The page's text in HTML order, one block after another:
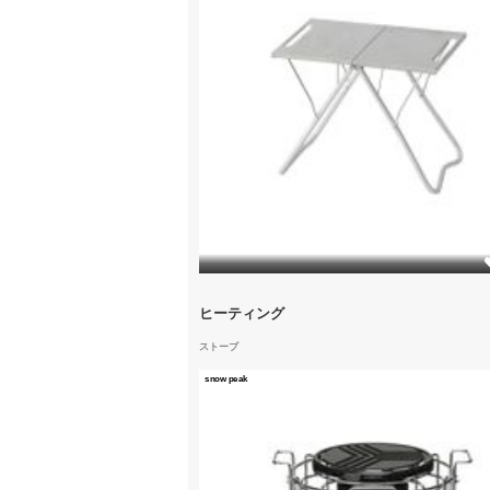
ヒーティング
ストーブ
snow peak